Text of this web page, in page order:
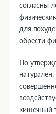
согласны
для
обрести
По
кишечный